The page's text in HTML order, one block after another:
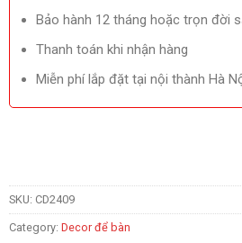
Bảo hành 12 tháng hoặc trọn đời
Thanh toán khi nhận hàng
Miễn phí lắp đặt tại nội thành Hà
SKU: CD2409
Category: Decor để bàn